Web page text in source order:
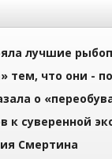
лучшие
тем, что они -
о
к суверенной
Смертина